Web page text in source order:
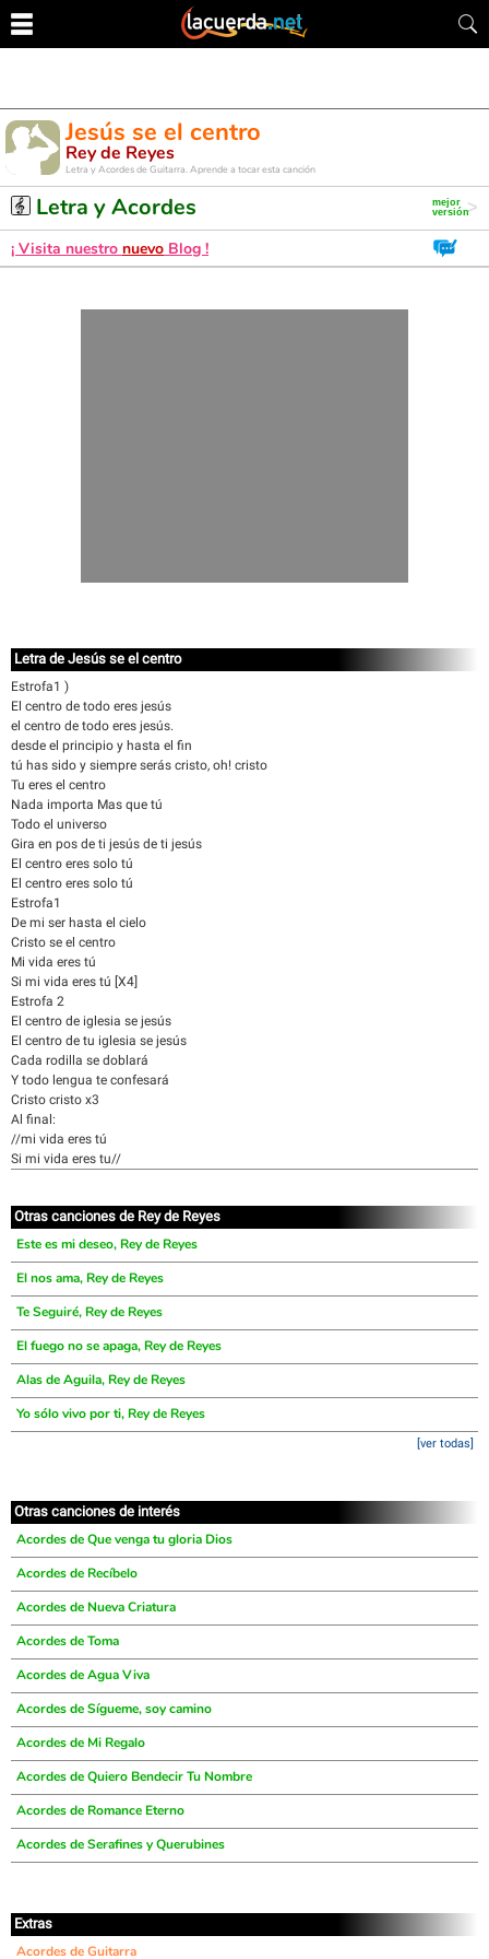
Jesús se el centro
Rey de Reyes
Letra y Acordes de Guitarra. Aprende a tocar esta canción
Letra y Acordes
¡ Visita nuestro nuevo Blog !
Letra de Jesús se el centro
Estrofa1 )
El centro de todo eres jesús
el centro de todo eres jesús.
desde el principio y hasta el fin
tú has sido y siempre serás cristo, oh! cristo
Tu eres el centro
Nada importa Mas que tú
Todo el universo
Gira en pos de ti jesús de ti jesús
El centro eres solo tú
El centro eres solo tú
Estrofa1
De mi ser hasta el cielo
Cristo se el centro
Mi vida eres tú
Si mi vida eres tú [X4]
Estrofa 2
El centro de iglesia se jesús
El centro de tu iglesia se jesús
Cada rodilla se doblará
Y todo lengua te confesará
Cristo cristo x3
Al final:
//mi vida eres tú
Si mi vida eres tu//
Otras canciones de Rey de Reyes
Este es mi deseo, Rey de Reyes
El nos ama, Rey de Reyes
Te Seguiré, Rey de Reyes
El fuego no se apaga, Rey de Reyes
Alas de Aguila, Rey de Reyes
Yo sólo vivo por ti, Rey de Reyes
[ver todas]
Otras canciones de interés
Acordes de Que venga tu gloria Dios
Acordes de Recíbelo
Acordes de Nueva Criatura
Acordes de Toma
Acordes de Agua Viva
Acordes de Sígueme, soy camino
Acordes de Mi Regalo
Acordes de Quiero Bendecir Tu Nombre
Acordes de Romance Eterno
Acordes de Serafines y Querubines
Extras
Acordes de Guitarra